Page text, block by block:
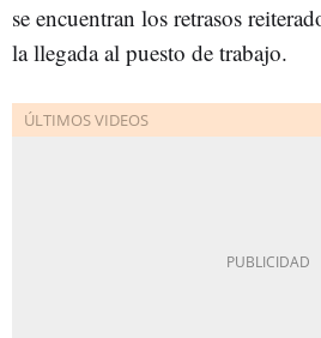
se encuentran los retrasos
la llegada al puesto de trabajo.